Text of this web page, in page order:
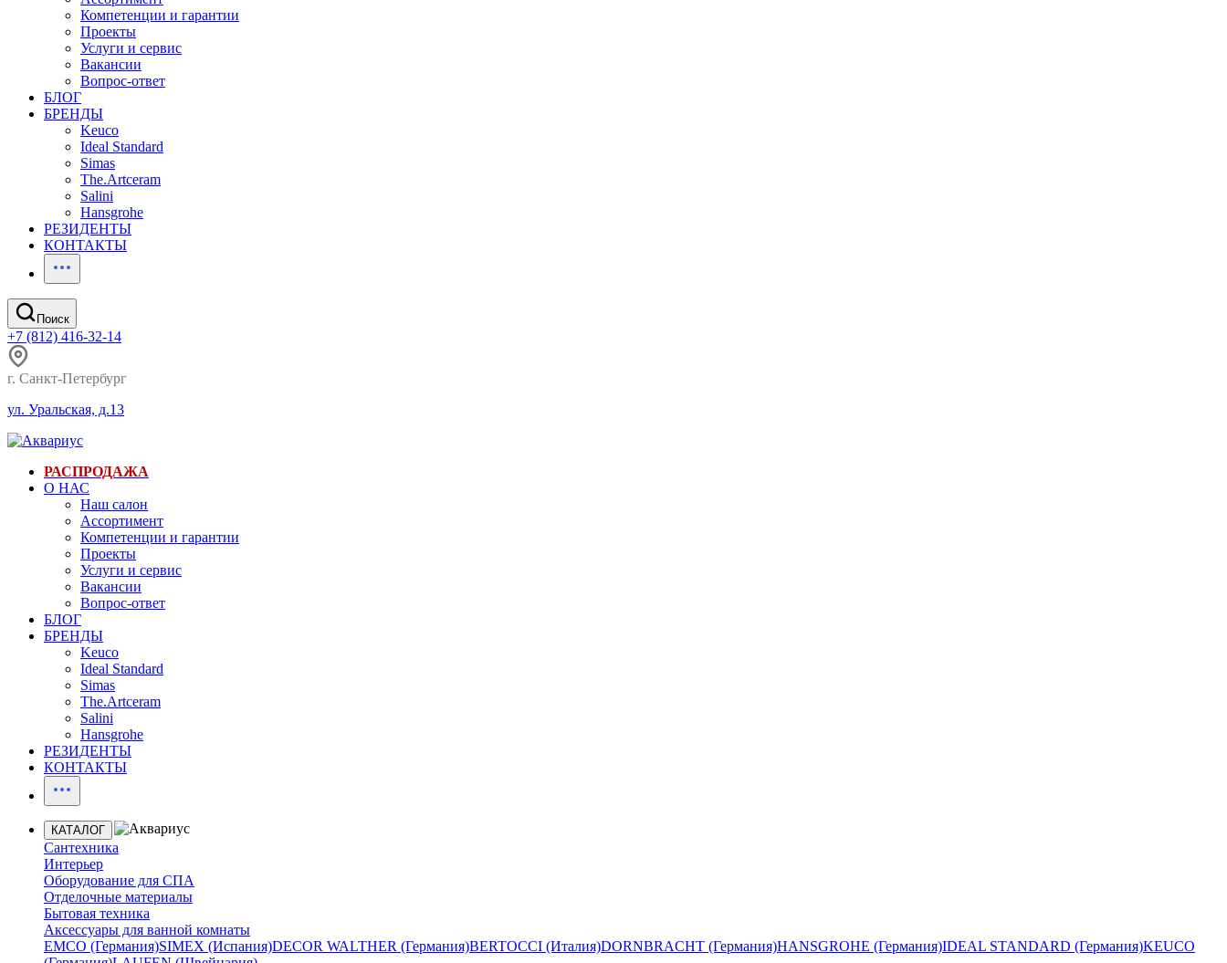
Компетенции и гарантии
Проекты
Услуги и сервис
Вакансии
Вопрос-ответ
БЛОГ
БРЕНДЫ
Keuco
Ideal Standard
Simas
The.Artceram
Salini
Hansgrohe
РЕЗИДЕНТЫ
КОНТАКТЫ
Поиск
+7 (812) 416-32-14
г. Санкт-Петербург
ул. Уральская, д.13
РАСПРОДАЖА
О НАС
Наш салон
Ассортимент
Компетенции и гарантии
Проекты
Услуги и сервис
Вакансии
Вопрос-ответ
БЛОГ
БРЕНДЫ
Keuco
Ideal Standard
Simas
The.Artceram
Salini
Hansgrohe
РЕЗИДЕНТЫ
КОНТАКТЫ
КАТАЛОГ
Сантехника
Интерьер
Оборудование для СПА
Отделочные материалы
Бытовая техника
Аксессуары для ванной комнаты
EMCO (Германия)SIMEX (Испания)DECOR WALTHER (Германия)BERTOCCI (Италия)DORNBRACHT (Германия)HANSGROHE (Германия)IDEAL STANDARD (Германия)KEUCO